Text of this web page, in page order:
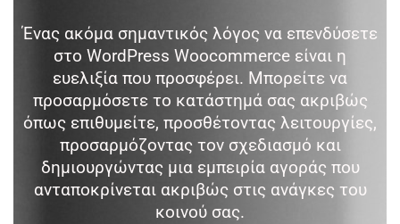
Ένας ακόμα σημαντικός λόγος να επενδύσετε
στο WordPress Woocommerce είναι η
ευελιξία που προσφέρει. Μπορείτε να
προσαρμόσετε το κατάστημά σας ακριβώς
όπως επιθυμείτε, προσθέτοντας λειτουργίες,
προσαρμόζοντας τον σχεδιασμό και
δημιουργώντας μια εμπειρία αγοράς που
ανταποκρίνεται ακριβώς στις ανάγκες του
κοινού σας.